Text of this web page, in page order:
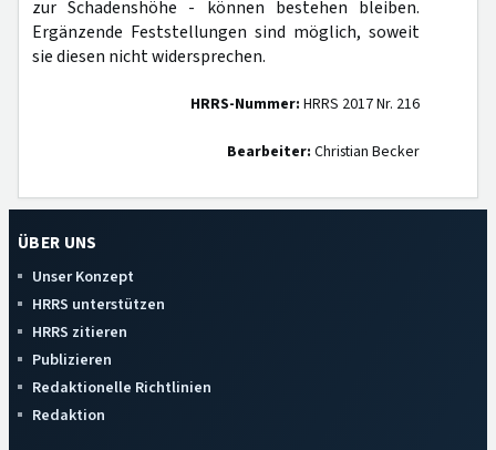
zur Schadenshöhe - können bestehen bleiben.
Ergänzende Feststellungen sind möglich, soweit
sie diesen nicht widersprechen.
HRRS-Nummer: HRRS 2017 Nr. 216
Bearbeiter: Christian Becker
ÜBER UNS
Unser Konzept
HRRS unterstützen
HRRS zitieren
Publizieren
Redaktionelle Richtlinien
Redaktion